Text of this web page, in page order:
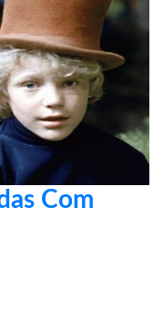
Com